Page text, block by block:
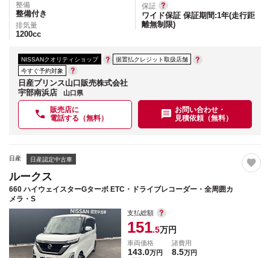
整備
整備付き
排気量
1200cc
保証
ワイド保証 保証期間:1年(走行距
離無制限)
NISSANクオリティショップ
据置払クレジット取扱店舗
今すぐ予約対象
日産プリンス山口販売株式会社
宇部南浜店
山口県
販売店に
電話する（無料）
お問い合わせ・
見積依頼（無料）
日産 日産認定中古車
ルークス
660 ハイウェイスターGターボ ETC・ドライブレコーダー・全周囲カ
メラ・S
支払総額
151.5万円
車両価格
143.0万円
諸費用
8.5万円